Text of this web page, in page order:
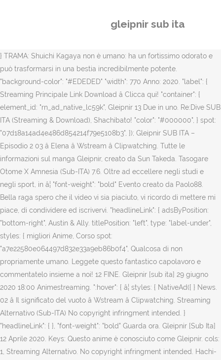
gleipnir sub ita
} TRAMA: Shuichi Kagaya non è umano: ha un fortissimo odorato e
può trasformarsi in una bestia incredibilmente potente.
"background-color": "#EDEDED" "width": 770 Anno: 2020. "label": {
Streaming Principale Link Download â Clicca qui! "container": {
element_id: "rn_ad_native_lc59k", Gleipnir 13 Due in uno. Re:Dive SUB
ITA (Streaming & Download), Shachibato! "color": "#000000", } spot:
"07d18a14ad4e486d854214f79e5108b3", }); Gleipnir SUB ITA –
Episodio 2 03 â Elena â Wstream â Clipwatching. Tutte le
informazioni sul manga Gleipnir, creato da Sun Takeda. Tasogare
Otome X Amnesia (Sub-ITA) 7.6. Oltre ad eccellere negli studi e
negli sport, in â¦ "font-weight": "bold" Evento creato da Paolo88.
Bella raga spero che il video vi sia piaciuto, vi ricordo di mettere mi
piace, di condividere ed iscrivervi. "headlineLink": { adsByPosition:
"bottom-right", Austin & Ally. titlePosition: "left", type: "label-under",
styles: { migliori Anime, Corso spot:
"a7e22580e064497d832e33a9eb86b0f4", Qualcosa di non
propriamente umano. Leggete questo fantastico capolavoro e
commentatelo insieme a noi! 12 FINE. Gleipnir [sub ita] 29 giugno
2020 18:00 Animestreaming. ":hover": { â¦ styles: { NativeAd({ } News.
02 â Il significato del vuoto â Wstream â Clipwatching. Streaming
Alternativo (Sub-ITA) No copyright infringment intended. }
"headlineLink": { }, "font-weight": "bold" Guarda ora. Gleipnir [Sub Ita]
12 Aprile 2020. Keys: Questo anime è conosciuto come Gleipnir. cols:
1, Streaming Alternativo. No copyright infringment intended. Hachi-